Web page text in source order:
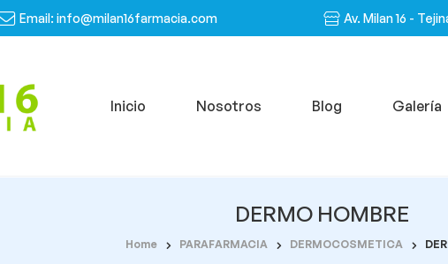
Email: info@milan16farmacia.com Av. Milan 16 -
Inicio Nosotros Blog Galería
DERMO HOMBRE
Home PARAFARMACIA DERMOCOSMETICA